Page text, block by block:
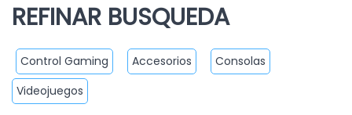
REFINAR BUSQUEDA
Control Gaming Accesorios
Consolas
Videojuegos